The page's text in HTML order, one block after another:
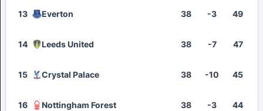
13 Everton 38 -3 49
14 Leeds United 38 -7 47
15 Crystal Palace 38 -10 45
16 Nottingham Forest 38 -3 44